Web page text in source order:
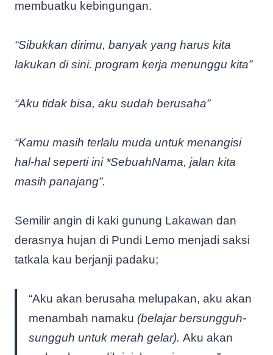
membuatku kebingungan.
“Sibukkan dirimu, banyak yang harus kita
lakukan di sini. program kerja menunggu kita”
“Aku tidak bisa, aku sudah berusaha”
“Kamu masih terlalu muda untuk menangisi
hal-hal seperti ini *SebuahNama, jalan kita
masih panajang”.
Semilir angin di kaki gunung Lakawan dan
derasnya hujan di Pundi Lemo menjadi saksi
tatkala kau berjanji padaku;
“Aku akan berusaha melupakan, aku akan
menambah namaku (belajar bersungguh-
sungguh untuk merah gelar). Aku akan